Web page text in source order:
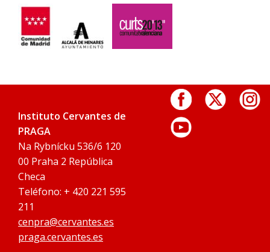
Instituto Cervantes de
PRAGA
Na Rybnícku 536/6 120
00 Praha 2 República
Checa
Teléfono: + 420 221 595
211
cenpra@cervantes.es
praga.cervantes.es